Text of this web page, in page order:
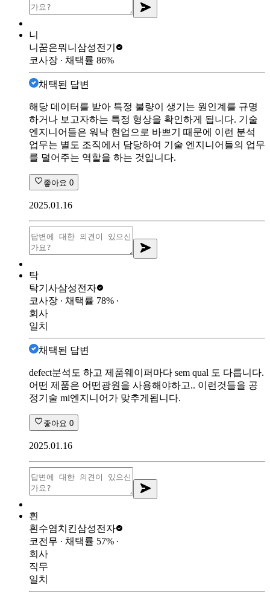
니
니꿈은뭐니 삼성전기
코사장 ∙ 채택률 86%
채택된 답변
해당 데이터를 받아 특정 불량이 생기는 원인계를 규명
하거나 보고자하는 특정 형상을 확인하게 됩니다. 기술
엔지니어들은 워낙 현업으로 바쁘기 때문에 이런 분석
업무는 별도 조직에서 담당하여 기술 엔지니어들의 업무
를 덜어주는 역할을 하는 것입니다.
좋아요 0
2025.01.16
탁
탁기사삼성전자
코사장 ∙ 채택률 78% ∙
회사
일치
채택된 답변
defect분석도 하고 제품웨이퍼마다 sem qual 도 다릅니다.
어떤 제품은 어떤광원을 사용해야하고.. 이런것들을 공
정기술 mi엔지니어가 맞추게됩니다.
좋아요 0
2025.01.16
흰
흰수염치킨삼성전자
코전무 ∙ 채택률 57% ∙
회사
직무
일치